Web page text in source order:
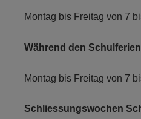
Montag bis Freitag von 7
Während den
Montag bis Freitag von 7
Schliessungswochen